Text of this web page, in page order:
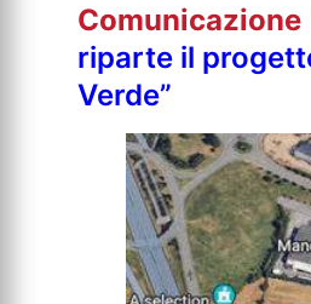
Comunicazione
riparte il
Verde”